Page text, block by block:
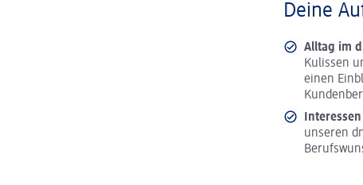
Deine
Alltag im
Kulissen
einen
unseren